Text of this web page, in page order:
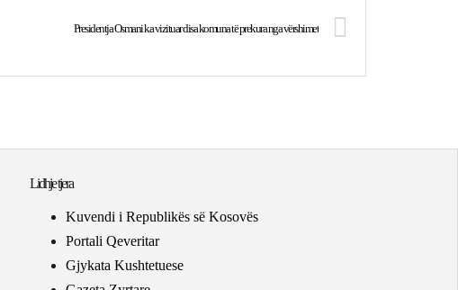
Presidentja Osmani ka vizituar disa komuna të prekura nga vërshimet
Lidhje tjera
Kuvendi i Republikës së Kosovës
Portali Qeveritar
Gjykata Kushtetuese